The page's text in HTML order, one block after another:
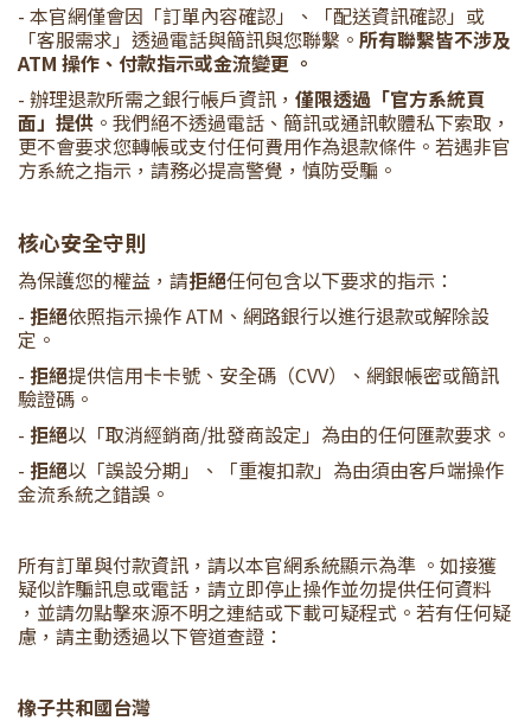
- 本官網僅會因「訂單內容確認」、「配送資訊確認」或
「客服需求」透過電話與簡訊與您聯繫。 所有聯繫皆不涉及
ATM 操作、付款指示或金流變更 。
- 辦理退款所需之銀行帳戶資訊， 僅限透過「官方系統頁
面」提供 。我們絕不透過電話、簡訊或通訊軟體私下索取，
更不會要求您轉帳或支付任何費用作為退款條件。若遇非官
方系統之指示，請務必提高警覺，慎防受騙。
核心安全守則
為保護您的權益，請拒絕任何包含以下要求的指示：
- 拒絕依照指示操作 ATM、網路銀行以進行退款或解除設
定。
- 拒絕提供信用卡卡號、安全碼（CVV）、網銀帳密或簡訊
驗證碼。
- 拒絕以「取消經銷商/批發商設定」為由的任何匯款要求。
- 拒絕以「誤設分期」、「重複扣款」為由須由客戶端操作
金流系統之錯誤。
所有訂單與付款資訊，請以本官網系統顯示為準 。如接獲
疑似詐騙訊息或電話，請立即停止操作並勿提供任何資料
，並請勿點擊來源不明之連結或下載可疑程式。若有任何疑
慮，請主動透過以下管道查證：
橡子共和國台灣